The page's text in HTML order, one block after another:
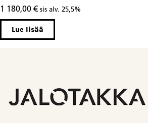
1 180,00 € sis alv. 25,5%
Lue lisää